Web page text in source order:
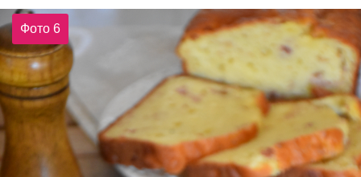
Фото 6